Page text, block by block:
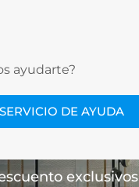
ayudarte?
SERVICIO DE AYUDA
exclusivos